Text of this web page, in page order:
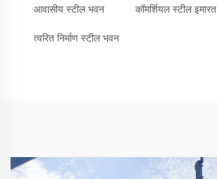
आवासीय स्टील भवन कॉमर्शियल स्टील इमारत
त्वरित निर्माण स्टील भवन